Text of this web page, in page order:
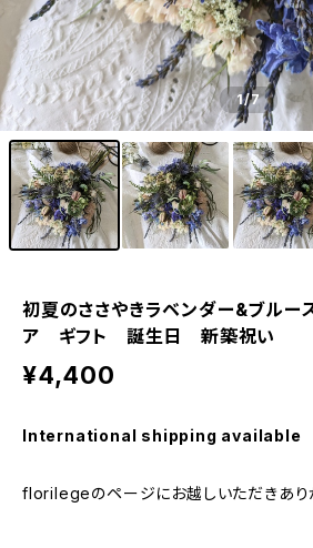
1/7
初夏のささやきラベンダー&ブルー
ア ギフト 誕生日 新築祝い
¥4,400
International shipping available
florilegeのページにお越しいただきあり